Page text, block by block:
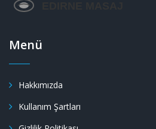
Menü
Hakkımızda
Kullanım Şartları